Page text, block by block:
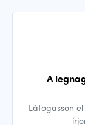
A
Látogasson